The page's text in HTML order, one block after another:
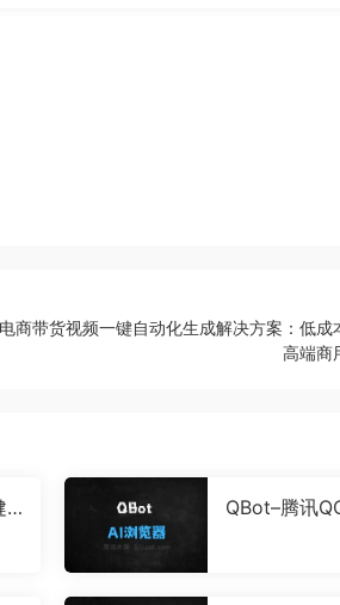
商带货视频一键自动化生成解决方案：低成
高端商
QBot–腾讯